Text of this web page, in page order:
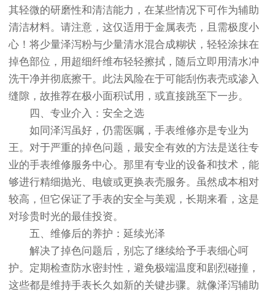
其轻微的研磨性和清洁能力，在某些情况下可作为辅助
清洁材料。请注意，这仅适用于金属表壳，且需极度小
心！将少量泽泻粉与少量清水混合成糊状，轻轻涂抹在
掉色部位，用超细纤维布轻轻擦拭，随后立即用清水冲
洗干净并彻底擦干。此法风险在于可能刮伤表壳或渗入
缝隙，故推荐在极小面积试用，或直接跳至下一步。
四、专业介入：安全之选
如同泽泻虽好，仍需医嘱，手表维修亦是专业为
王。对于严重的掉色问题，最安全有效的方法是送往专
业的手表维修服务中心。那里有专业的设备和技术，能
够进行精细抛光、电镀或更换表壳服务。虽然成本相对
较高，但它保证了手表的安全与美观，长期来看，这是
对珍贵时光的最佳投资。
五、维修后的养护：延续光泽
解决了掉色问题后，别忘了继续给予手表细心呵
护。定期检查防水密封性，避免极端温度和剧烈碰撞，
这些都是维持手表长久如新的关键步骤。就像泽泻辅助